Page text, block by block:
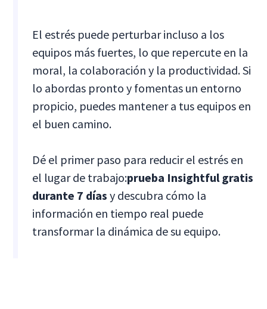
El estrés puede perturbar incluso a los
equipos más fuertes, lo que repercute en la
moral, la colaboración y la productividad. Si
lo abordas pronto y fomentas un entorno
propicio, puedes mantener a tus equipos en
el buen camino.
Dé el primer paso para reducir el estrés en
el lugar de trabajo:prueba Insightful gratis
durante 7 díasy descubra cómo la
información en tiempo real puede
transformar la dinámica de su equipo.